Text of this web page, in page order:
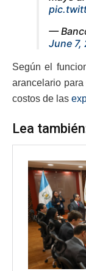
—
June 7,
Según el
arancelario
costos de las
Lea